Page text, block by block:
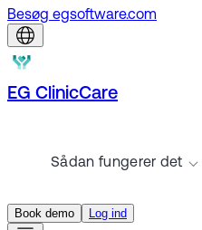
Besøg egsoftware.com
EG ClinicCare
Sådan fungerer det
Book demo Log ind